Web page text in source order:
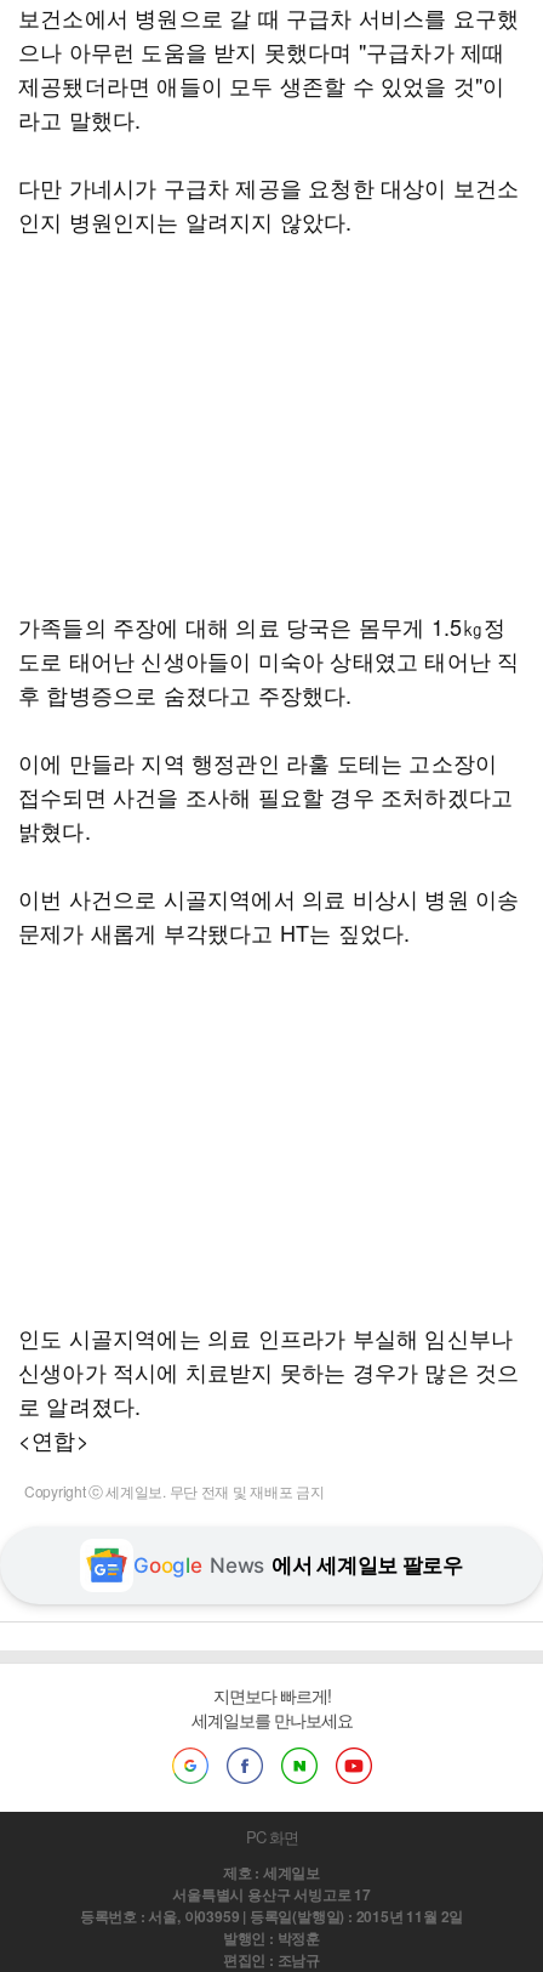
보건소에서 병원으로 갈 때 구급차 서비스를 요구했
으나 아무런 도움을 받지 못했다며 "구급차가 제때
제공됐더라면 애들이 모두 생존할 수 있었을 것"이
라고 말했다.
다만 가네시가 구급차 제공을 요청한 대상이 보건소
인지 병원인지는 알려지지 않았다.
가족들의 주장에 대해 의료 당국은 몸무게 1.5㎏정
도로 태어난 신생아들이 미숙아 상태였고 태어난 직
후 합병증으로 숨졌다고 주장했다.
이에 만들라 지역 행정관인 라훌 도테는 고소장이
접수되면 사건을 조사해 필요할 경우 조처하겠다고
밝혔다.
이번 사건으로 시골지역에서 의료 비상시 병원 이송
문제가 새롭게 부각됐다고 HT는 짚었다.
인도 시골지역에는 의료 인프라가 부실해 임신부나
신생아가 적시에 치료받지 못하는 경우가 많은 것으
로 알려졌다.
<연합>
Copyright ⓒ 세계일보. 무단 전재 및 재배포 금지
Google News 에서 세계일보 팔로우
지면보다 빠르게!
세계일보를 만나보세요
PC 화면
제호 : 세계일보
서울특별시 용산구 서빙고로 17
등록번호 : 서울, 아03959 | 등록일(발행일) : 2015년 11월 2일
발행인 : 박정훈
편집인 : 조남규